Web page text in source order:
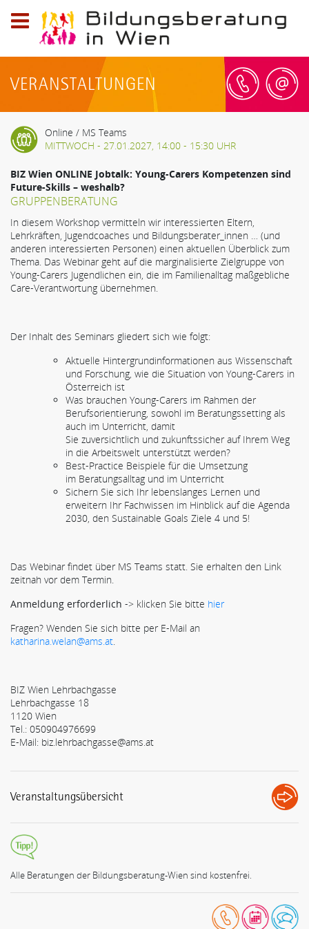
in
0800
20
79
59,
E-
Mail:
info@bildungsberatung-
wien.at
VERANSTALTUNGEN
Online / MS Teams
MITTWOCH - 27.01.2027, 14:00 - 15:30 UHR
BIZ Wien ONLINE Jobtalk: Young-Carers Kompetenzen sind
Future-Skills – weshalb?
GRUPPENBERATUNG
In diesem Workshop vermitteln wir interessierten Eltern,
Lehrkräften, Jugendcoaches und Bildungsberater_innen … (und
anderen interessierten Personen) einen aktuellen Überblick zum
Thema. Das Webinar geht auf die marginalisierte Zielgruppe von
Young-Carers Jugendlichen ein, die im Familienalltag maßgebliche
Care-Verantwortung übernehmen.
Der Inhalt des Seminars gliedert sich wie folgt:
Aktuelle Hintergrundinformationen aus Wissenschaft
und Forschung, wie die Situation von Young-Carers in
Österreich ist
Was brauchen Young-Carers im Rahmen der
Berufsorientierung, sowohl im Beratungssetting als
auch im Unterricht, damit
Sie zuversichtlich und zukunftssicher auf Ihrem Weg
in die Arbeitswelt unterstützt werden?
Best-Practice Beispiele für die Umsetzung
im Beratungsalltag und im Unterricht
Sichern Sie sich Ihr lebenslanges Lernen und
erweitern Ihr Fachwissen im Hinblick auf die Agenda
2030, den Sustainable Goals Ziele 4 und 5!
Das Webinar findet über MS Teams statt. Sie erhalten den Link
zeitnah vor dem Termin.
Anmeldung erforderlich -> klicken Sie bitte hier
Fragen? Wenden Sie sich bitte per E-Mail an
katharina.welan@ams.at.
BIZ Wien Lehrbachgasse
Lehrbachgasse 18
1120 Wien
Tel.: 050904976699
E-Mail: biz.lehrbachgasse@ams.at
Veranstaltungsübersicht
Alle Beratungen der Bildungsberatung-Wien sind kostenfrei.